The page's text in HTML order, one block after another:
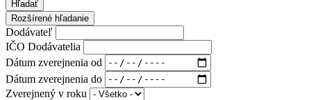
Hľadať
Rozšírené hľadanie
Dodávateľ
IČO Dodávatelia
Dátum zverejnenia od
Dátum zverejnenia do
Zverejnený v roku